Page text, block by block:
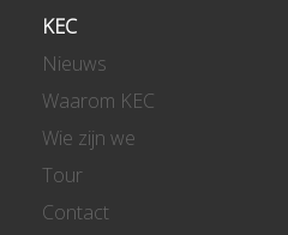
KEC
Nieuws
Waarom KEC
Wie zijn we
Tour
Contact